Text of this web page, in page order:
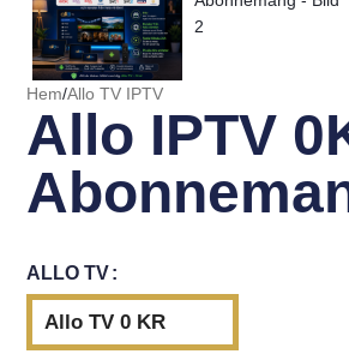
Hem/Allo TV IPTV
Allo IPTV
ALLO TV
Allo TV 0 KR